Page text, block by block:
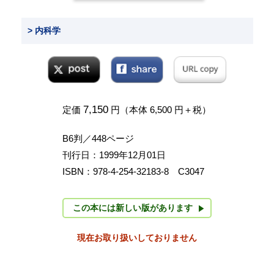
> 内科学
定価 7,150 円（本体 6,500 円＋税）
B6判／448ページ
刊行日：1999年12月01日
ISBN：978-4-254-32183-8 C3047
この本には新しい版があります
現在お取り扱いしておりません